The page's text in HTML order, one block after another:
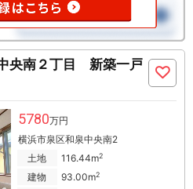
央南２丁目 新築一戸
5780万円
横浜市泉区和泉中央南2
土地
116.44m2
建物 93.00m2